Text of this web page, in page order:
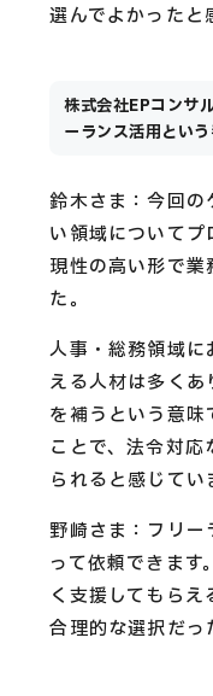
選んでよかったと
株式会社EPコンサ
ーランス活用とい
鈴木さま：今回
い領域について
現性の高い形で
た。
人事・総務領域
える人材は多く
を補うという意味
ことで、法令対
られると感じてい
野崎さま：フリ
って依頼できます
く支援してもら
合理的な選択だっ